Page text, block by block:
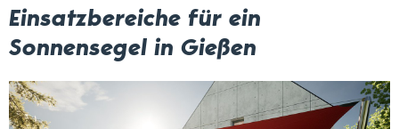
Einsatzbereiche für ein
Sonnensegel in Gießen